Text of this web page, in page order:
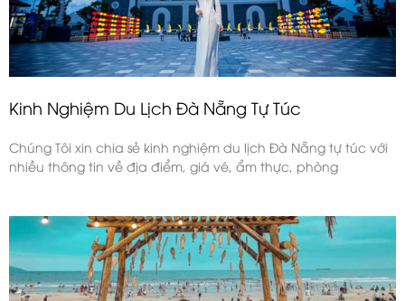
Kinh Nghiệm Du Lịch Đà Nẵng Tự Túc
Chúng Tôi xin chia sẻ kinh nghiệm du lịch Đà Nẵng tự túc với
nhiều thông tin về địa điểm, giá vé, ẩm thực, phòng